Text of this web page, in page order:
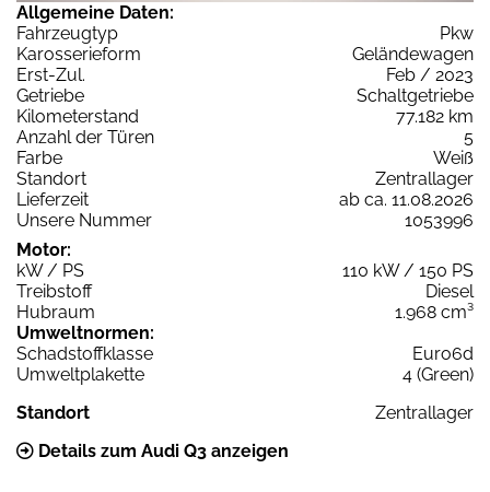
Allgemeine Daten:
Fahrzeugtyp
Pkw
Karosserieform
Geländewagen
Erst-Zul.
Feb / 2023
Getriebe
Schaltgetriebe
Kilometerstand
77.182 km
Anzahl der Türen
5
Farbe
Weiß
Standort
Zentrallager
Lieferzeit
ab ca. 11.08.2026
Unsere Nummer
1053996
Motor:
kW / PS
110 kW / 150 PS
Treibstoff
Diesel
Hubraum
1.968 cm³
Umweltnormen:
Schadstoffklasse
Euro6d
Umweltplakette
4 (Green)
Standort
Zentrallager
Details zum Audi Q3 anzeigen